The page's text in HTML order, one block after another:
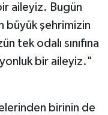
aileyiz. Bugün
büyük şehrimizin
tek odalı sınıfına
bir aileyiz."
birinin de